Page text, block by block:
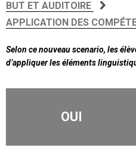
BUT ET AUDITOIRE
APPLICATION DES
Selon ce nouveau scenario, les
d’appliquer les éléments
OUI